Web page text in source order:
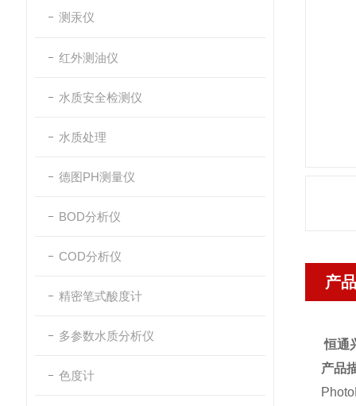
测汞仪
红外测油仪
水质安全检测仪
水质处理
德图PH测量仪
BOD分析仪
COD分析仪
精密笔式酸度计
多参数水质分析仪
色度计
产
恒通
产品